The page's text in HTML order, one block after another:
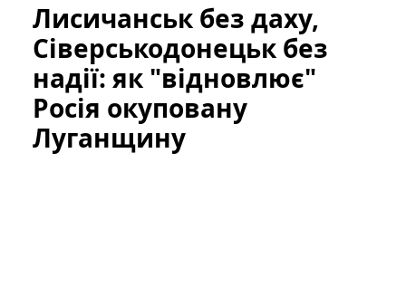
Лисичанськ без даху,
Сіверськодонецьк без
надії: як "відновлює"
Росія окуповану
Луганщину